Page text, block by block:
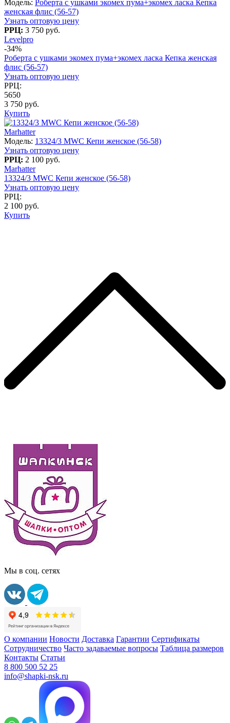
Модель: Роберта с ушками экомех пума+экомех ласка Кепка
женская флис (56-57)
Узнать оптовую цену
РРЦ: 3 750 руб.
Levelpro
-34%
Роберта с ушками экомех пума+экомех ласка Кепка женская
флис (56-57)
Узнать оптовую цену
РРЦ:
5650
3 750 руб.
Купить
Marhatter
Модель: 13324/3 MWC Кепи женское (56-58)
Узнать оптовую цену
РРЦ: 2 100 руб.
Marhatter
13324/3 MWC Кепи женское (56-58)
Узнать оптовую цену
РРЦ:
2 100 руб.
Купить
Мы в соц. сетях
О компании Новости Доставка Гарантии Сертификаты
Сотрудничество Часто задаваемые вопросы Таблица размеров
Контакты Статьи
8 800 500 52 25
info@shapki-nsk.ru